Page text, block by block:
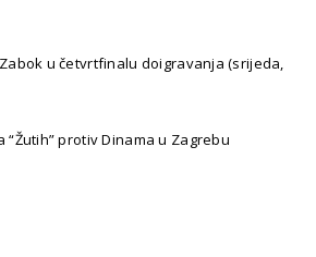
u četvrtfinalu doigravanja (srijeda,
“Žutih” protiv Dinama u Zagrebu